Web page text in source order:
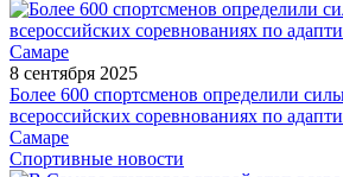
8 сентября 2025
Более 600 спортсменов определили
всероссийских соревнованиях по
Самаре
Спортивные новости